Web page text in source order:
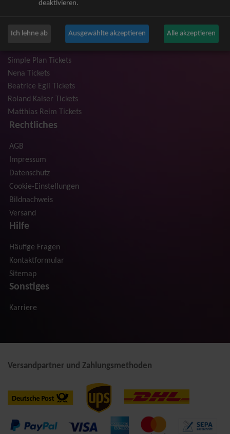
Trailerpark & Friends Tickets
Simple Plan Tickets
Nena Tickets
Beatrice Egli Tickets
Roland Kaiser Tickets
Matthias Reim Tickets
Rechtliches
AGB
Impressum
Datenschutz
Cookie-Einstellungen
Bildnachweis
Versand
Hilfe
Häufige Fragen
Kontaktformular
Sitemap
Sonstiges
Karriere
Versandpartner und Zahlungsmethoden
deaktivieren.
Ich lehne ab Ausgewählte akzeptieren Alle akzeptieren